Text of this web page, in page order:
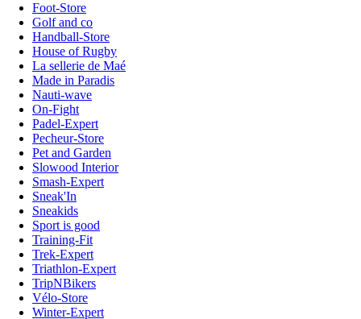
Foot-Store
Golf and co
Handball-Store
House of Rugby
La sellerie de Maé
Made in Paradis
Nauti-wave
On-Fight
Padel-Expert
Pecheur-Store
Pet and Garden
Slowood Interior
Smash-Expert
Sneak'In
Sneakids
Sport is good
Training-Fit
Trek-Expert
Triathlon-Expert
TripNBikers
Vélo-Store
Winter-Expert